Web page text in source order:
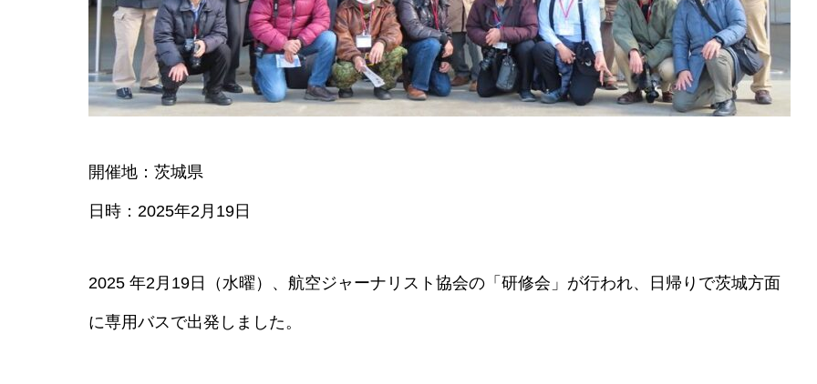
開催地：茨城県
日時：2025年2月19日
2025 年2月19日（水曜）、航空ジャーナリスト協会の「研修会」が行われ、日帰りで茨城方面
に専用バスで出発しました。